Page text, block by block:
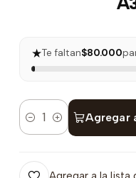
★Te faltan$80.000
Cantidad Agregar